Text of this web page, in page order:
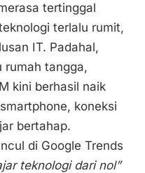
tertinggal
terlalu rumit,
IT. Padahal,
rumah tangga,
kini berhasil naik
koneksi
bertahap.
di Google Trends
teknologi dari nol”